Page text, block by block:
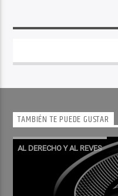
TAMBIÉN TE PUEDE GUSTAR
AL DERECHO Y AL REVES